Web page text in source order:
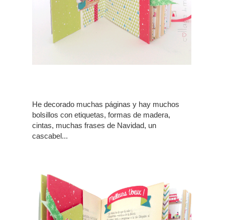
He decorado muchas páginas y hay muchos
bolsillos con etiquetas, formas de madera,
cintas, muchas frases de Navidad, un
cascabel...